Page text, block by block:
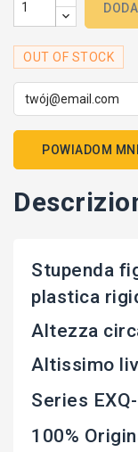
OUT OF STOCK
POWIADOM
Stupenda
plastica
Altezza
Altissimo
Series
100%